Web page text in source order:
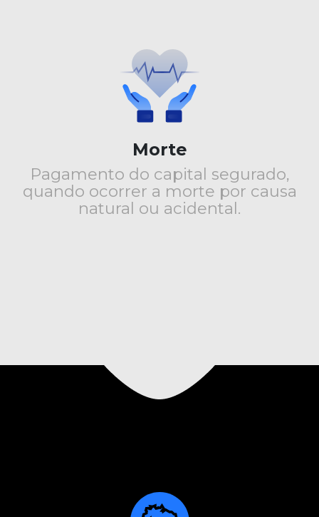
Morte
Pagamento do capital segurado,
quando ocorrer a morte por causa
natural ou acidental.